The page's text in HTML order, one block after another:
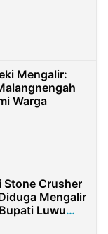
Mengalir:
Warga
Stone Crusher
Mengalir
Luwu